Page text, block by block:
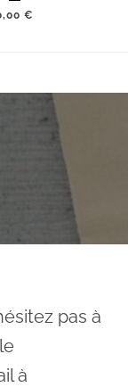
€
pas à
à